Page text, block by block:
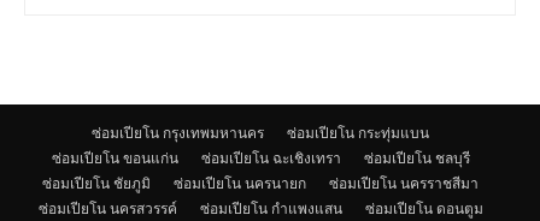
ซ่อมเปียโน กรุงเทพมหานคร
ซ่อมเปียโน กระทุ่มแบน
ซ่อมเปียโน ขอนแก่น
ซ่อมเปียโน ฉะเชิงเทรา
ซ่อมเปียโน ชลบุรี
ซ่อมเปียโน ชัยภูมิ
ซ่อมเปียโน นครนายก
ซ่อมเปียโน นครราชสีมา
ซ่อมเปียโน นครสวรรค์
ซ่อมเปียโน กำแพงแสน
ซ่อมเปียโน ดอนตูม